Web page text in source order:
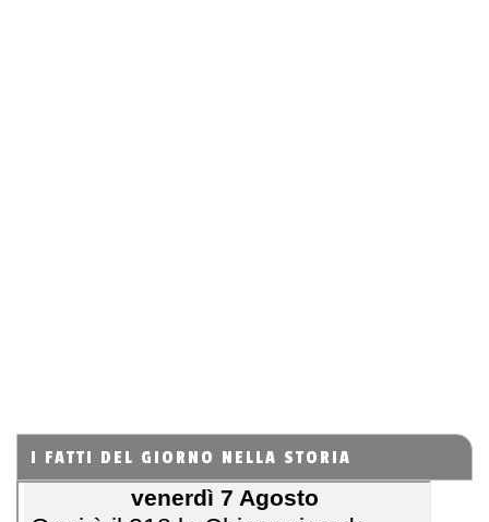
I FATTI DEL GIORNO NELLA STORIA